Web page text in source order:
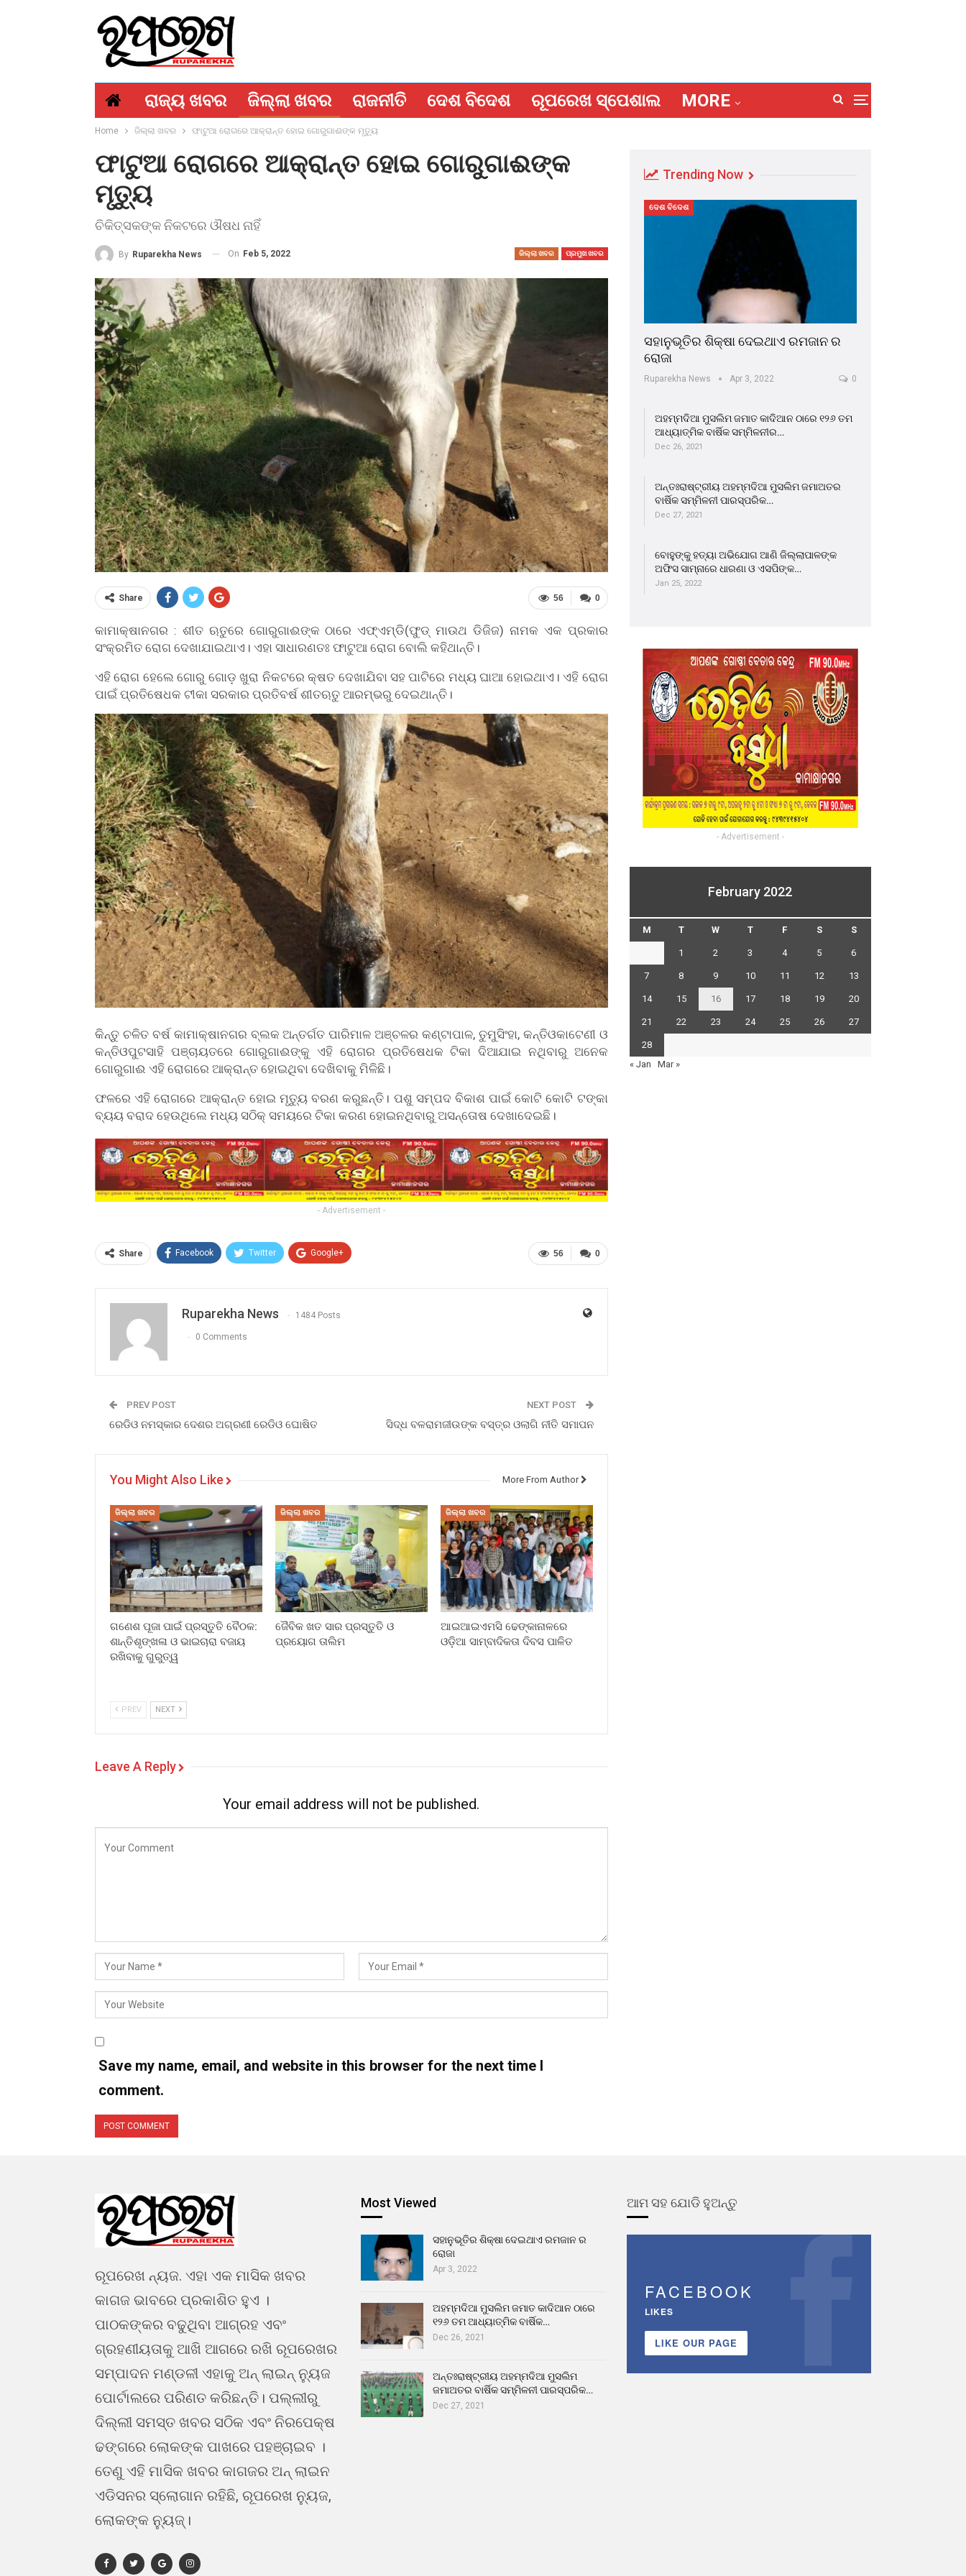
ରାଜ୍ୟ ଖବର ଜିଲ୍ଲା ଖବର ରାଜନୀତି ଦେଶ ବିଦେଶ ରୂପରେଖ ସ୍ପେଶାଲ MORE
Home ଜିଲ୍ଲା ଖବର ଫାଟୁଆ ରୋଗରେ ଆକ୍ରାନ୍ତ ହୋଇ ଗୋରୁଗାଈଙ୍କ ମୃତ୍ୟୁ
ଫାଟୁଆ ରୋଗରେ ଆକ୍ରାନ୍ତ ହୋଇ ଗୋରୁଗାଈଙ୍କ
ମୃତ୍ୟୁ
ଚିକିତ୍ସକଙ୍କ ନିକଟରେ ଔଷଧ ନାହିଁ
ଜିଲ୍ଲା ଖବର ପ୍ରମୁଖ ଖବର
By Ruparekha News On Feb 5, 2022
0
56
Share
କାମାକ୍ଷାନଗର : ଶୀତ ଋତୁରେ ଗୋରୁଗାଈଙ୍କ ଠାରେ ଏଫ୍‌ଏମ୍‌ଡି(ଫୁଡ୍ ମାଉଥ ଡିଜିଜ) ନାମକ ଏକ ପ୍ରକାର
ସଂକ୍ରମିତ ରୋଗ ଦେଖାଯାଇଥାଏ। ଏହା ସାଧାରଣତଃ ଫାଟୁଆ ରୋଗ ବୋଲି କହିଥାନ୍ତି।
ଏହି ରୋଗ ହେଲେ ଗୋରୁ ଗୋଡ଼ ଖୁରା ନିକଟରେ କ୍ଷତ ଦେଖାଯିବା ସହ ପାଟିରେ ମଧ୍ୟ ଘାଆ ହୋଇଥାଏ। ଏହି ରୋଗ
ପାଇଁ ପ୍ରତିଷେଧକ ଟୀକା ସରକାର ପ୍ରତିବର୍ଷ ଶୀତଋତୁ ଆରମ୍ଭରୁ ଦେଇଥାନ୍ତି।
କିନ୍ତୁ ଚଳିତ ବର୍ଷ କାମାକ୍ଷାନଗର ବ୍ଲକ ଅନ୍ତର୍ଗତ ପାରିମାଳ ଅଞ୍ଚଳର କଣ୍ଟାପାଳ, ତୁମୁସିଂହା, କନ୍ତିଓକାଟେଣୀ ଓ
କନ୍ତିଓପୁଟସାହି ପଞ୍ଚାୟତରେ ଗୋରୁଗାଈଙ୍କୁ ଏହି ରୋଗର ପ୍ରତିଷେଧକ ଟିକା ଦିଆଯାଇ ନଥିବାରୁ ଅନେକ
ଗୋରୁଗାଈ ଏହି ରୋଗରେ ଆକ୍ରାନ୍ତ ହୋଇଥିବା ଦେଖିବାକୁ ମିଳିଛି।
ଫଳରେ ଏହି ରୋଗରେ ଆକ୍ରାନ୍ତ ହୋଇ ମୃତ୍ୟୁ ବରଣ କରୁଛନ୍ତି। ପଶୁ ସମ୍ପଦ ବିକାଶ ପାଇଁ କୋଟି କୋଟି ଟଙ୍କା
ବ୍ୟୟ ବରାଦ ହେଉଥିଲେ ମଧ୍ୟ ସଠିକ୍ ସମୟରେ ଟିକା କରଣ ହୋଇନଥିବାରୁ ଅସନ୍ତୋଷ ଦେଖାଦେଇଛି।
- Advertisement -
0
56
Share Facebook Twitter Google+
Ruparekha News 1484 Posts
0 Comments
PREV POST
ରେଡିଓ ନମସ୍କାର ଦେଶର ଅଗ୍ରଣୀ ରେଡିଓ ଘୋଷିତ
NEXT POST
ସିଦ୍ଧ ବଳରାମଜୀଉଙ୍କ ବସ୍ତ୍ର ଓଲାଗି ନୀତି ସମାପନ
You Might Also Like More From Author
ଜିଲ୍ଲା ଖବର
ଗଣେଶ ପୂଜା ପାଇଁ ପ୍ରସ୍ତୁତି ବୈଠକ:
ଶାନ୍ତିଶୃଙ୍ଖଳା ଓ ଭାଇଚାରା ବଜାୟ
ରଖିବାକୁ ଗୁରୁତ୍ୱ
ଜିଲ୍ଲା ଖବର
ଜୈବିକ ଖତ ସାର ପ୍ରସ୍ତୁତି ଓ
ପ୍ରୟୋଗ ତାଲିମ
ଜିଲ୍ଲା ଖବର
ଆଇଆଇଏମସି ଢେଙ୍କାନାଳରେ
ଓଡ଼ିଆ ସାମ୍ବାଦିକତା ଦିବସ ପାଳିତ
PREV NEXT
Leave A Reply
Your email address will not be published.
Save my name, email, and website in this browser for the next time I
comment.
Trending Now
ଦେଶ ବିଦେଶ
ସହାନୁଭୂତିର ଶିକ୍ଷା ଦେଇଥାଏ ରମଜାନ ର
ରୋଜା
Ruparekha News Apr 3, 2022 0
ଅହମ୍ମଦିଆ ମୁସଲିମ ଜମାତ କାଦିଆନ ଠାରେ ୧୨୬ ତମ
ଆଧ୍ୟାତ୍ମିକ ବାର୍ଷିକ ସମ୍ମିଳନୀର…
Dec 26, 2021
ଅନ୍ତଃରାଷ୍ଟ୍ରୀୟ ଅହମ୍ମଦିଆ ମୁସଲିମ ଜମାଅତର
ବାର୍ଷିକ ସମ୍ମିଳନୀ ପାରସ୍ପରିକ…
Dec 27, 2021
ବୋହୁଙ୍କୁ ହତ୍ୟା ଅଭିଯୋଗ ଆଣି ଜିଲ୍ଲାପାଳଙ୍କ
ଅଫିସ ସାମ୍ନାରେ ଧାରଣା ଓ ଏସପିଙ୍କ…
Jan 25, 2022
- Advertisement -
February 2022
M T W T F S S
1 2 3 4 5 6
7 8 9 10 11 12 13
14 15 16 17 18 19 20
21 22 23 24 25 26 27
28
« Jan
Mar »
ରୂପରେଖ ନ୍ୟଜ. ଏହା ଏକ ମାସିକ ଖବର
କାଗଜ ଭାବରେ ପ୍ରକାଶିତ ହୁଏ ।
ପାଠକଙ୍କର ବଢୁଥିବା ଆଗ୍ରହ ଏବଂ
ଗ୍ରହଣୀୟତାକୁ ଆଖି ଆଗରେ ରଖି ରୂପରେଖର
ସମ୍ପାଦନ ମଣ୍ଡଳୀ ଏହାକୁ ଅନ୍ ଲାଇନ୍ ନ୍ୟୁଜ
ପୋର୍ଟାଲରେ ପରିଣତ କରିଛନ୍ତି। ପଲ୍ଲୀରୁ
ଦିଲ୍ଲୀ ସମସ୍ତ ଖବର ସଠିକ ଏବଂ ନିରପେକ୍ଷ
ଢଙ୍ଗରେ ଲୋକଙ୍କ ପାଖରେ ପହଞ୍ଚାଇବ ।
ତେଣୁ ଏହି ମାସିକ ଖବର କାଗଜର ଅନ୍ ଲାଇନ
ଏଡିସନର ସ୍ଲୋଗାନ ରହିଛି, ରୂପରେଖ ନ୍ୟୁଜ,
ଲୋକଙ୍କ ନ୍ୟୁଜ୍।
Most Viewed
ସହାନୁଭୂତିର ଶିକ୍ଷା ଦେଇଥାଏ ରମଜାନ ର
ରୋଜା
Apr 3, 2022
ଅହମ୍ମଦିଆ ମୁସଲିମ ଜମାତ କାଦିଆନ ଠାରେ
୧୨୬ ତମ ଆଧ୍ୟାତ୍ମିକ ବାର୍ଷିକ…
Dec 26, 2021
ଅନ୍ତଃରାଷ୍ଟ୍ରୀୟ ଅହମ୍ମଦିଆ ମୁସଲିମ
ଜମାଅତର ବାର୍ଷିକ ସମ୍ମିଳନୀ ପାରସ୍ପରିକ…
Dec 27, 2021
ଆମ ସହ ଯୋଡି ହୁଅନ୍ତୁ
FACEBOOK
LIKES
LIKE OUR PAGE